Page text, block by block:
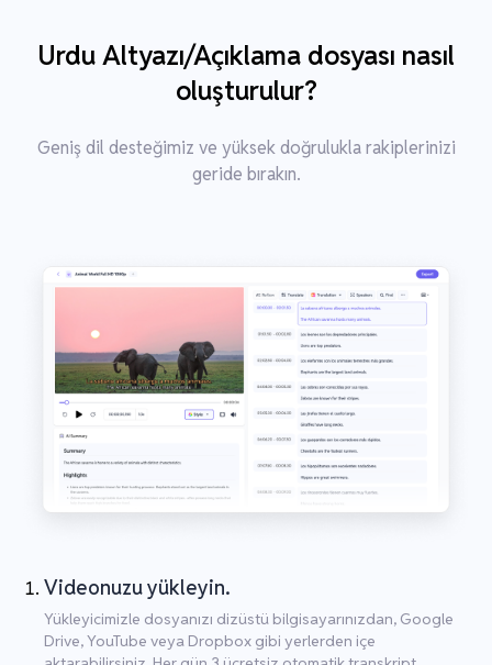
Urdu Altyazı/Açıklama dosyası nasıl
oluşturulur?
Geniş dil desteğimiz ve yüksek doğrulukla rakiplerinizi
geride bırakın.
Videonuzu yükleyin.
Yükleyicimizle dosyanızı dizüstü bilgisayarınızdan, Google
Drive, YouTube veya Dropbox gibi yerlerden içe